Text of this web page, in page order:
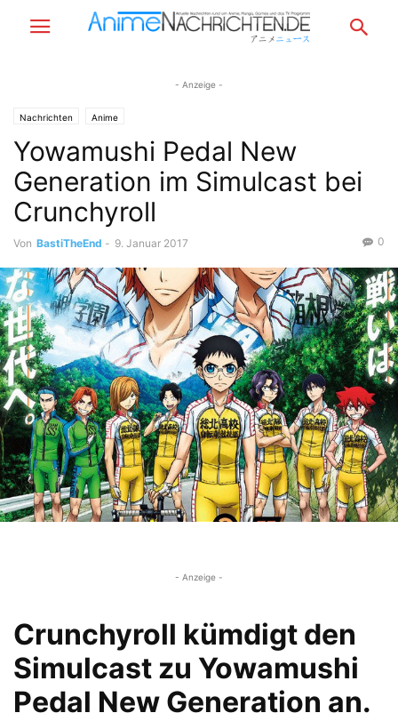
- Anzeige -
Nachrichten Anime
Yowamushi Pedal New
Generation im Simulcast bei
Crunchyroll
Von BastiTheEnd - 9. Januar 2017 0
- Anzeige -
Crunchyroll kümdigt den
Simulcast zu Yowamushi
Pedal New Generation an.